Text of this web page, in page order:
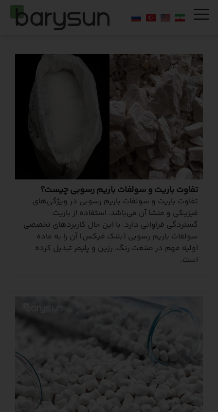
تفاوت باریت و سولفات باریم رسوبی چیست؟
تفاوت باریت و سولفات باریم رسوبی در ویژگی‌های
فیزیکی و منشا آن می‌باشد. استفاده از باریت
گستردگی فراوانی دارد. با این حال کاربردهای تخصصی
سولفات باریم رسوبی (بلنک فیکس) آن را به ماده
اولیه مهم در صنعت رنگ، رزین و پلیمر تبدیل کرده
است.